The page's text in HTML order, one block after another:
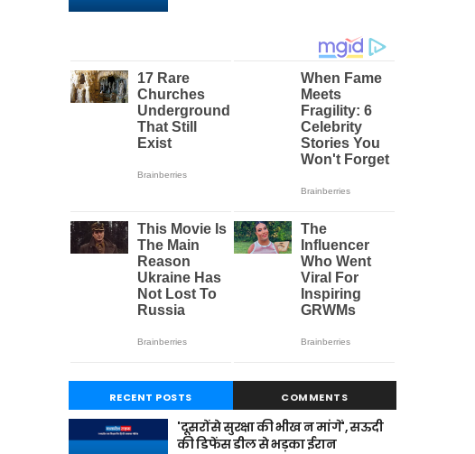
RECENT POSTS COMMENTS
'दूसरों से सुरक्षा की भीख न मांगें', सऊदी
की डिफेंस डील से भड़का ईरान